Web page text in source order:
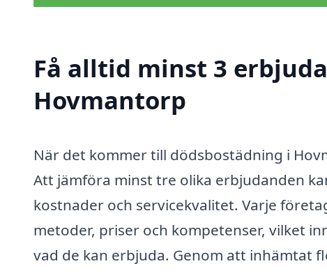
Få alltid minst 3
Hovmantorp
När det kommer till dödsbostädning i
Att jämföra minst tre olika erbjudanden
kostnader och servicekvalitet. Varje
metoder, priser och kompetenser, vilket
vad de kan erbjuda. Genom att inhämtat